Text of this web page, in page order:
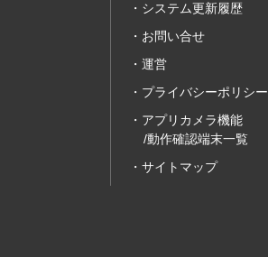
システム更新履歴
お問い合せ
運営
プライバシーポリシー
アプリカメラ機能
/動作確認端末一覧
サイトマップ